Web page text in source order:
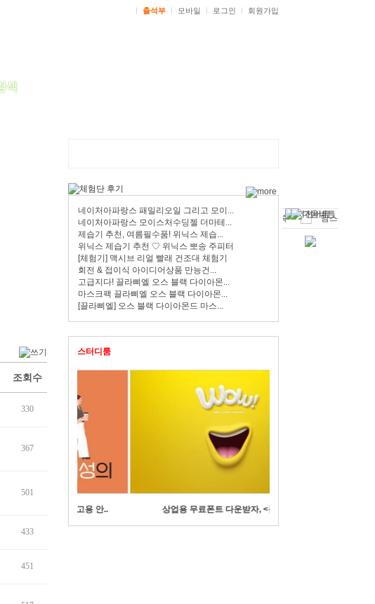
출석부 모바일 로그인 회원가입
조회수
330
367
501
433
451
네이처아파랑스 패밀리오일 그리고 모이...
네이처아파랑스 모이스처수딩젤 더마테...
제습기 추천, 여름필수품! 위닉스 제습...
위닉스 제습기 추천 ♡ 위닉스 뽀송 주피터
[체험기] 맥시브 리얼 빨래 건조대 체험기
회전 & 접이식 아이디어상품 만능건...
고급지다! 끌라삐엘 오스 블랙 다이아몬...
마스크팩 끌라삐엘 오스 블랙 다이아몬...
[끌라삐엘] 오스 블랙 다이아몬드 마스...
스터디룸
상업용 무료폰트 다운받자, <눈누>